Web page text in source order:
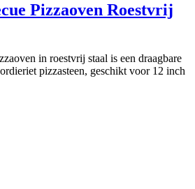
Pizzaoven Roestvrij
in roestvrij staal is een draagbare
pizzasteen, geschikt voor 12 inch